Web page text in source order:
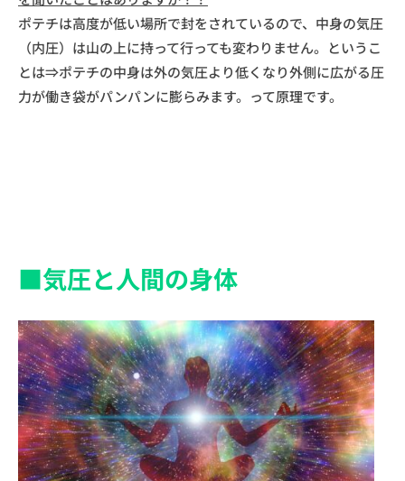
ポテチは高度が低い場所で封をされているので、中身の気圧
（内圧）は山の上に持って行っても変わりません。というこ
とは⇒ポテチの中身は外の気圧より低くなり外側に広がる圧
力が働き袋がパンパンに膨らみます。って原理です。
■気圧と人間の身体